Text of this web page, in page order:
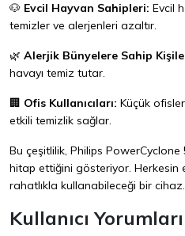
🐶 Evcil Hayvan Sahipleri: Evcil
temizler ve alerjenleri azaltır.
🌿 Alerjik Bünyelere Sahip
havayı temiz tutar.
🏢 Ofis Kullanıcıları: Küçük
etkili temizlik sağlar.
Bu çeşitlilik, Philips PowerCyclone
hitap ettiğini gösteriyor. Herkesin
rahatlıkla kullanabileceği bir
Kullanıcı Yorumları